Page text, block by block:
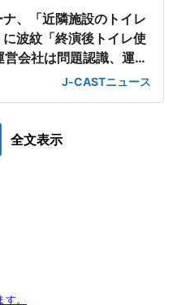
、「近隣施設のトイレ
波紋「終演後トイレ使
会社は問題認識、運用
改善の意向J-CASTニュース
全文表示